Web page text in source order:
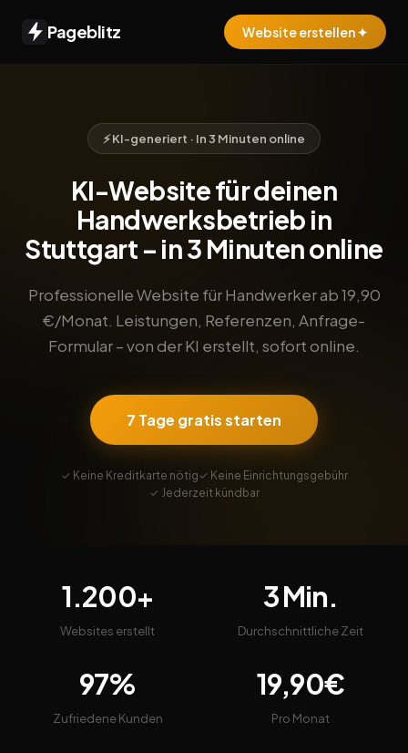
Pageblitz Website erstellen ✦
⚡ KI-generiert · In 3 Minuten online
KI-Website für deinen
Handwerksbetrieb in
Stuttgart – in 3 Minuten online
Professionelle Website für Handwerker ab 19,90
€/Monat. Leistungen, Referenzen, Anfrage-
Formular – von der KI erstellt, sofort online.
7 Tage gratis starten
✓ Keine Kreditkarte nötig✓ Keine Einrichtungsgebühr
✓ Jederzeit kündbar
1.200+
Websites erstellt
3 Min.
Durchschnittliche Zeit
97%
Zufriedene Kunden
19,90€
Pro Monat